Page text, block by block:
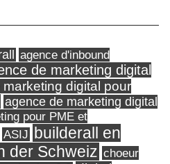
agence d'inbound
de marketing digital
digital pour
agence de marketing digital
pour PME et
ASIJ builderall en
der Schweiz choeur